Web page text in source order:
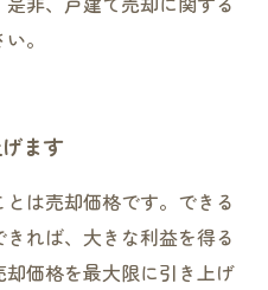
。
ます
は売却価格です。できる
れば、大きな利益を得る
価格を最大限に引き上げ